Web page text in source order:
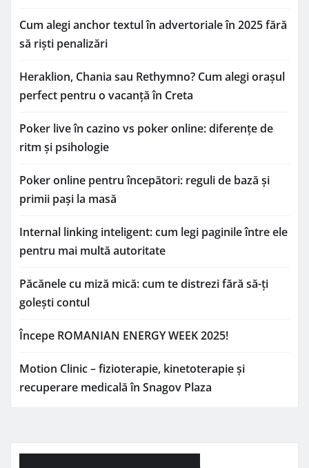
Cum alegi anchor textul în advertoriale în 2025 fără
să riști penalizări
Heraklion, Chania sau Rethymno? Cum alegi orașul
perfect pentru o vacanță în Creta
Poker live în cazino vs poker online: diferențe de
ritm și psihologie
Poker online pentru începători: reguli de bază și
primii pași la masă
Internal linking inteligent: cum legi paginile între ele
pentru mai multă autoritate
Păcănele cu miză mică: cum te distrezi fără să-ți
golești contul
Începe ROMANIAN ENERGY WEEK 2025!
Motion Clinic – fizioterapie, kinetoterapie și
recuperare medicală în Snagov Plaza